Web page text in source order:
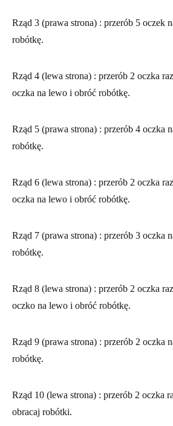
Rząd 3 (prawa strona) : przerób 5 oczek
robótkę.
Rząd 4 (lewa strona) : przerób 2 oczka
oczka na lewo i obróć robótkę.
Rząd 5 (prawa strona) : przerób 4 oczka
robótkę.
Rząd 6 (lewa strona) : przerób 2 oczka
oczka na lewo i obróć robótkę.
Rząd 7 (prawa strona) : przerób 3 oczka
robótkę.
Rząd 8 (lewa strona) : przerób 2 oczka
oczko na lewo i obróć robótkę.
Rząd 9 (prawa strona) : przerób 2 oczka
robótkę.
Rząd 10 (lewa strona) : przerób 2 oczka
obracaj robótki.